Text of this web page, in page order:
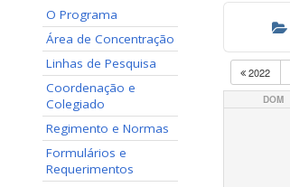
O Programa
Área de Concentração
Linhas de Pesquisa
Coordenação e
Colegiado
Regimento e Normas
Formulários e
Requerimentos
2022
DOM